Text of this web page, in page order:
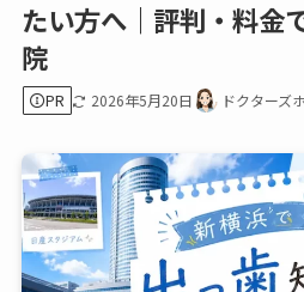
たい方へ｜評判・料金
院
PR 2026年5月20日 ドクターズ